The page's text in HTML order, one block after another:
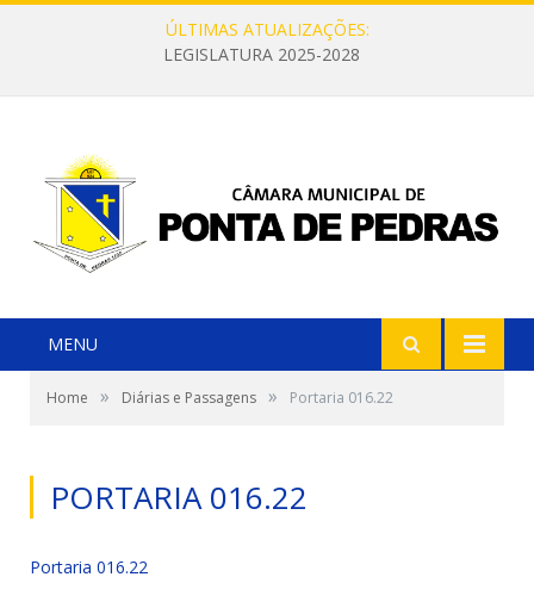
ÚLTIMAS ATUALIZAÇÕES:
LEGISLATURA 2025-2028
MENU
Home » Diárias e Passagens » Portaria 016.22
PORTARIA 016.22
Portaria 016.22